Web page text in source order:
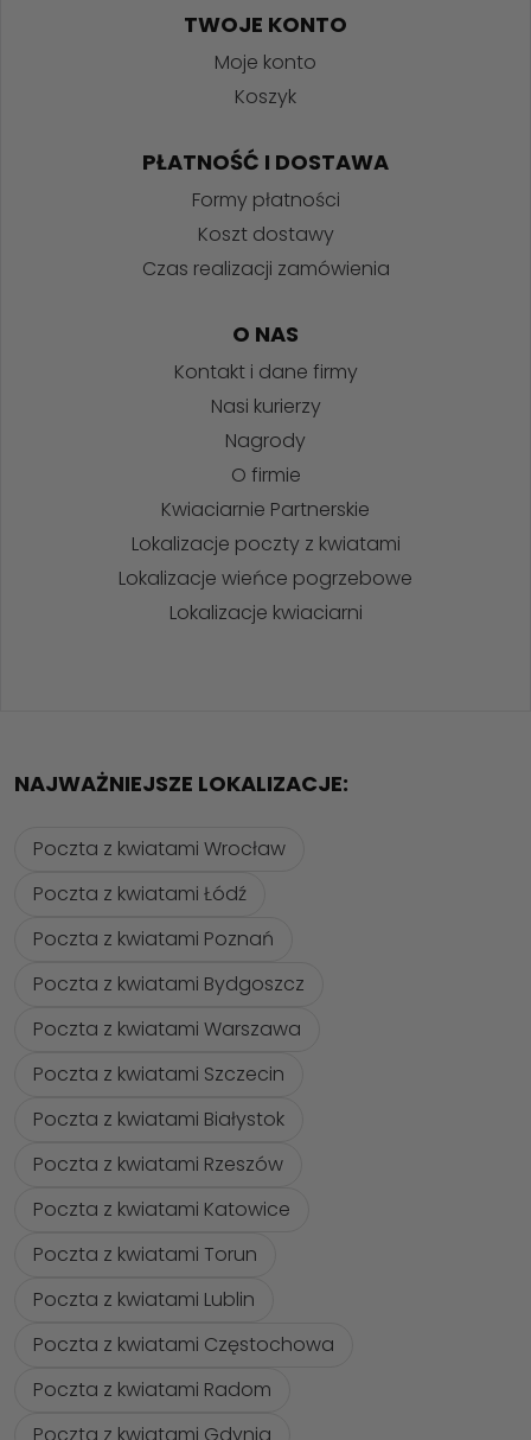
TWOJE KONTO
Moje konto
Koszyk
PŁATNOŚĆ I DOSTAWA
Formy płatności
Koszt dostawy
Czas realizacji zamówienia
O NAS
Kontakt i dane firmy
Nasi kurierzy
Nagrody
O firmie
Kwiaciarnie Partnerskie
Lokalizacje poczty z kwiatami
Lokalizacje wieńce pogrzebowe
Lokalizacje kwiaciarni
NAJWAŻNIEJSZE LOKALIZACJE:
Poczta z kwiatami Wrocław
Poczta z kwiatami Łódź
Poczta z kwiatami Poznań
Poczta z kwiatami Bydgoszcz
Poczta z kwiatami Warszawa
Poczta z kwiatami Szczecin
Poczta z kwiatami Białystok
Poczta z kwiatami Rzeszów
Poczta z kwiatami Katowice
Poczta z kwiatami Torun
Poczta z kwiatami Lublin
Poczta z kwiatami Częstochowa
Poczta z kwiatami Radom